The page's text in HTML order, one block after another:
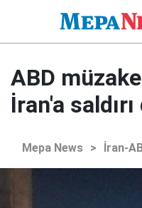
ABD
İran'a
Mepa News > İran-